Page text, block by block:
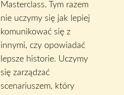
Masterclass. Tym razem
nie uczymy się jak lepiej
komunikować się z
innymi, czy opowiadać
lepsze historie. Uczymy
się zarządzać
scenariuszem, który